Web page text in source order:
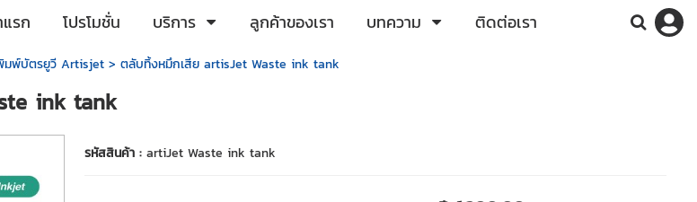
รก โปรโมชั่น บริการ ลูกค้าของเรา บทความ ติดต่อเรา
มพ์บัตรยูวี Artisjet> ตลับทิ้งหมึกเสีย artisJet Waste ink tank
ink tank
รหัสสินค้า : artiJet Waste ink tank